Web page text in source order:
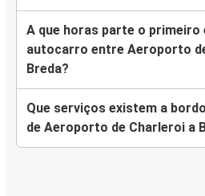
A que horas parte o primeiro
autocarro entre Aeroporto
Breda?
Que serviços existem a
de Aeroporto de Charleroi a